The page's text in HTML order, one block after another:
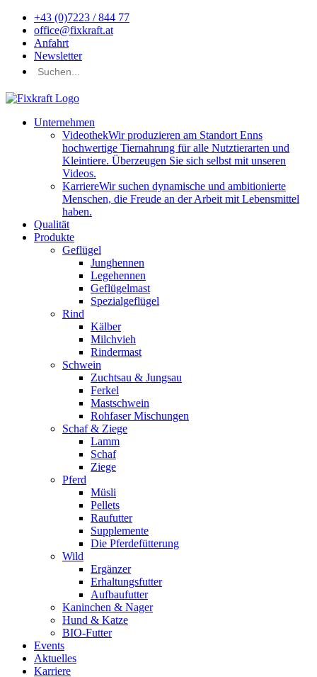
+43 (0)7223 / 844 77
office@fixkraft.at
Anfahrt
Newsletter
Unternehmen
VideothekWir produzieren am Standort Enns
hochwertige Tiernahrung für alle Nutztierarten und
Kleintiere. Überzeugen Sie sich selbst mit unseren
Videos.
KarriereWir suchen dynamische und ambitionierte
Menschen, die Freude an der Arbeit mit Lebensmittel
haben.
Qualität
Produkte
Geflügel
Junghennen
Legehennen
Geflügelmast
Spezialgeflügel
Rind
Kälber
Milchvieh
Rindermast
Schwein
Zuchtsau & Jungsau
Ferkel
Mastschwein
Rohfaser Mischungen
Schaf & Ziege
Lamm
Schaf
Ziege
Pferd
Müsli
Pellets
Raufutter
Supplemente
Die Pferdefütterung
Wild
Ergänzer
Erhaltungsfutter
Aufbaufutter
Kaninchen & Nager
Hund & Katze
BIO-Futter
Events
Aktuelles
Karriere